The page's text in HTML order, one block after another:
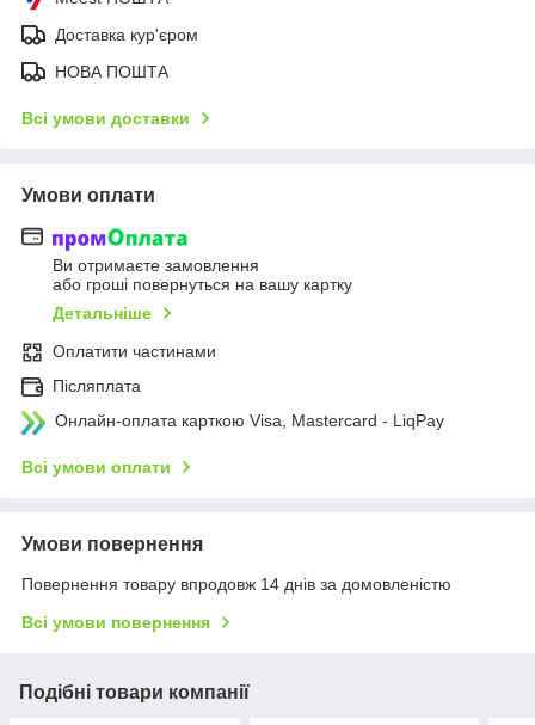
Доставка кур'єром
НОВА ПОШТА
Всі умови доставки
Умови оплати
Ви отримаєте замовлення
або гроші повернуться на вашу картку
Детальніше
Оплатити частинами
Післяплата
Онлайн-оплата карткою Visa, Mastercard - LiqPay
Всі умови оплати
Умови повернення
Повернення товару впродовж 14 днів за домовленістю
Всі умови повернення
Подібні товари компанії